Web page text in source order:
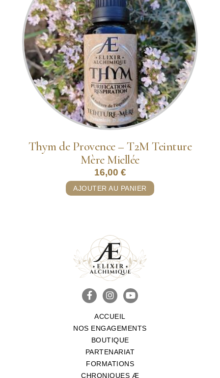
Thym de Provence – T2M Teinture
Mère Miellée
16,00 €
AJOUTER AU PANIER
ACCUEIL
NOS ENGAGEMENTS
BOUTIQUE
PARTENARIAT
FORMATIONS
CHRONIQUES Æ